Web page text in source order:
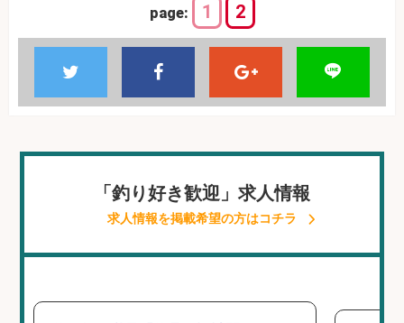
page: 1 2
「釣り好き歓迎」求人情報
求人情報を掲載希望の方はコチラ